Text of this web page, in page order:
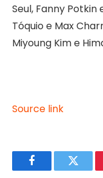
Seul, Fanny Potkin
Tóquio e Max
Miyoung Kim e
Source link
Facebook